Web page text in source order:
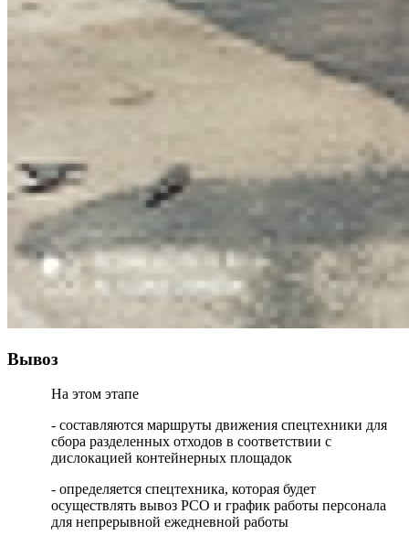
Вывоз
На этом этапе
- составляются маршруты движения спецтехники для
сбора разделенных отходов в соответствии с
дислокацией контейнерных площадок
- определяется спецтехника, которая будет
осуществлять вывоз РСО и график работы персонала
для непрерывной ежедневной работы